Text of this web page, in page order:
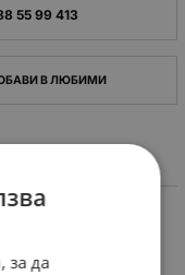
55 99 413
В ЛЮБИМИ
за да